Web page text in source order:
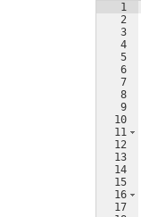
1
2
3
4
5
6
7
8
9
10
11
12
13
14
15
16
17